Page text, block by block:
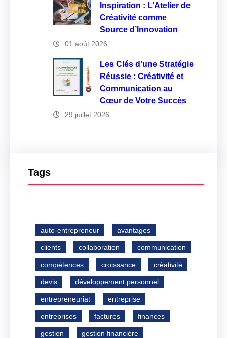
Inspiration : L’Atelier de
Créativité comme
Source d’Innovation
01 août 2026
Les Clés d’une Stratégie
Réussie : Créativité et
Communication au
Cœur de Votre Succès
29 juillet 2026
Tags
auto-entrepreneur avantages
clients collaboration communication
compétences croissance créativité
devis développement personnel
entrepreneuriat entreprise
entreprises factures finances
gestion gestion financière